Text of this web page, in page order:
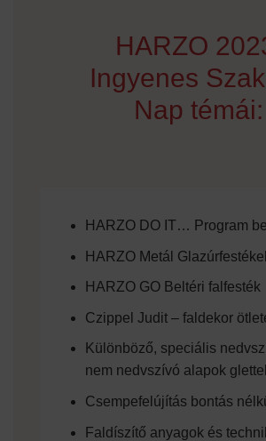
HARZO
Ingyenes
Nap témái:
HARZO DO IT… Program
HARZO Metál
HARZO GO Beltéri falfesték
Czippel Judit – faldekor
Különböző, speciális
nem nedvszívó alapok
Csempefelújítás bontás
Faldíszítő anyagok és